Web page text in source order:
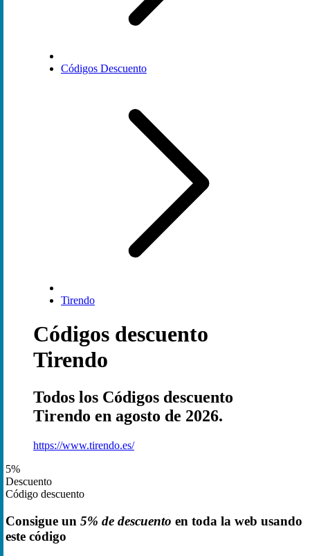
Códigos Descuento
Tirendo
Códigos descuento
Tirendo
Todos los Códigos descuento
Tirendo en agosto de 2026.
https://www.tirendo.es/
5%
Descuento
Código descuento
Consigue un 5% de descuento en toda la web usando
este código